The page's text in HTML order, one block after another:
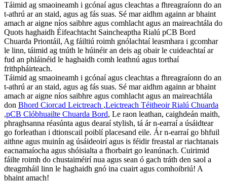
Táimid ag smaoineamh i gcónaí agus cleachtas a fhreagraíonn do an
t-athrú ar an staid, agus ag fás suas. Sé mar aidhm againn ar bhaint
amach ar aigne níos saibhre agus comhlacht agus an maireachtála do
Quots haghaidh Éifeachtacht Saincheaptha Rialú pCB Bord
Chuarda Priontáil, Ag fáiltiú roimh gnólachtaí leasmhara i gcomhar
le linn, táimid ag tnúth le húinéir an deis ag obair le cuideachtaí ar
fud an phláinéid le haghaidh comh leathnú agus torthaí
frithpháirteach.
Táimid ag smaoineamh i gcónaí agus cleachtas a fhreagraíonn do an
t-athrú ar an staid, agus ag fás suas. Sé mar aidhm againn ar bhaint
amach ar aigne níos saibhre agus comhlacht agus an maireachtála
don Bhord Ciorcad Leictreach ,Leictreach Téitheoir Rialú Chuarda
,pCB Clóbhuailte Chuarda Bord, Le raon leathan, caighdeán maith,
phraghsanna réasúnta agus dearaí stylish, tá ár n-earraí a úsáidtear
go forleathan i dtionscail poiblí placesand eile. Ár n-earraí go bhfuil
aithne agus muinín ag úsáideoirí agus is féidir freastal ar riachtanais
eacnamaíocha agus shóisialta a fhorbairt go leanúnach. Cuirimid
fáilte roimh do chustaiméirí nua agus sean ó gach tráth den saol a
dteagmháil linn le haghaidh gnó ina cuairt agus comhoibriú! A
bhaint amach!